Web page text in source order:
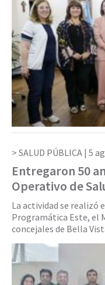
SALUD PÚBLICA | 5
Entregaron 50
Operativo de
La actividad se realizó
Programática Este, el
concejales de Bella